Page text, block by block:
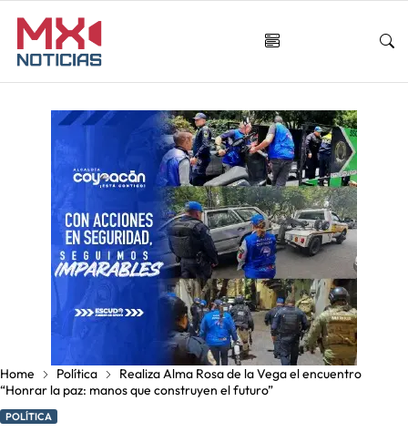
Home Política
Realiza Alma Rosa de la Vega el encuentro
“Honrar la paz: manos que construyen el futuro”
POLÍTICA